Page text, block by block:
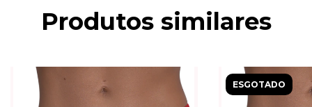
Produtos similares
ESGOTADO